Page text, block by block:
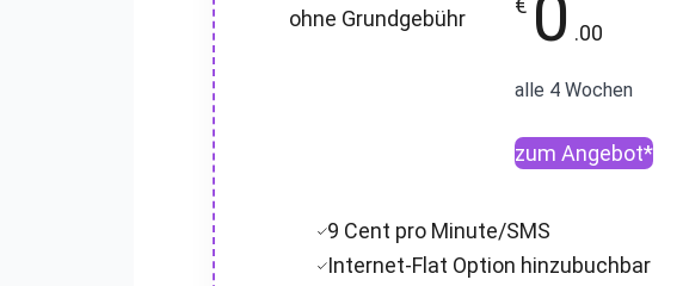
€ 0 .00
alle 4 Wochen
zum Angebot*
9 Cent pro Minute/SMS
Internet-Flat Option hinzubuchbar